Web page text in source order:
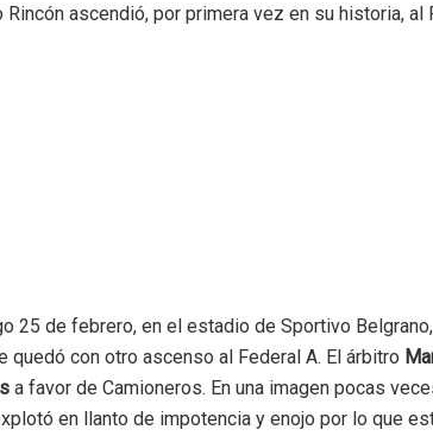
Rincón ascendió, por primera vez en su historia, al
25 de febrero, en el estadio de Sportivo Belgrano,
quedó con otro ascenso al Federal A. El árbitro
a favor de Camioneros. En una imagen pocas
en llanto de impotencia y enojo por lo que